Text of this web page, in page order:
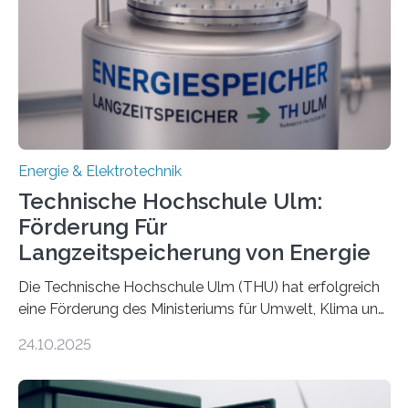
Energie & Elektrotechnik
Technische Hochschule Ulm:
Förderung Für
Langzeitspeicherung von Energie
Die Technische Hochschule Ulm (THU) hat erfolgreich
eine Förderung des Ministeriums für Umwelt, Klima und
Forschungsprojekt „LAGER – Langzeitspeicherung in
Quartieren“ eingeworben. Ziel des Projekts ist die
24.10.2025